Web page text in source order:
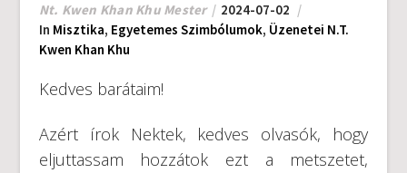
Nt. Kwen Khan Khu Mester
2024-07-02
In Misztika, Egyetemes Szimbólumok, Üzenetei N.T.
Kwen Khan Khu
Kedves barátaim!
Azért írok Nektek, kedves olvasók, hogy
eljuttassam hozzátok ezt a metszetet,